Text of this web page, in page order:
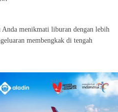
menikmati liburan dengan lebih
membengkak di tengah